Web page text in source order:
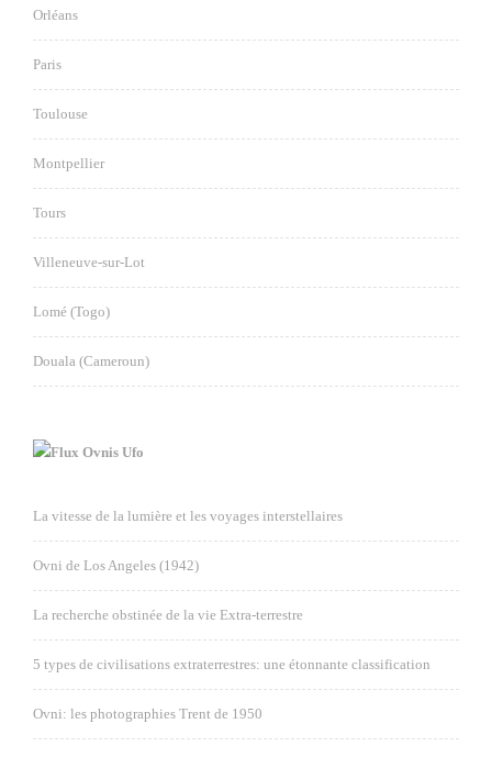
Orléans
Paris
Toulouse
Montpellier
Tours
Villeneuve-sur-Lot
Lomé (Togo)
Douala (Cameroun)
Ovnis Ufo
La vitesse de la lumière et les voyages interstellaires
Ovni de Los Angeles (1942)
La recherche obstinée de la vie Extra-terrestre
5 types de civilisations extraterrestres: une étonnante classification
Ovni: les photographies Trent de 1950